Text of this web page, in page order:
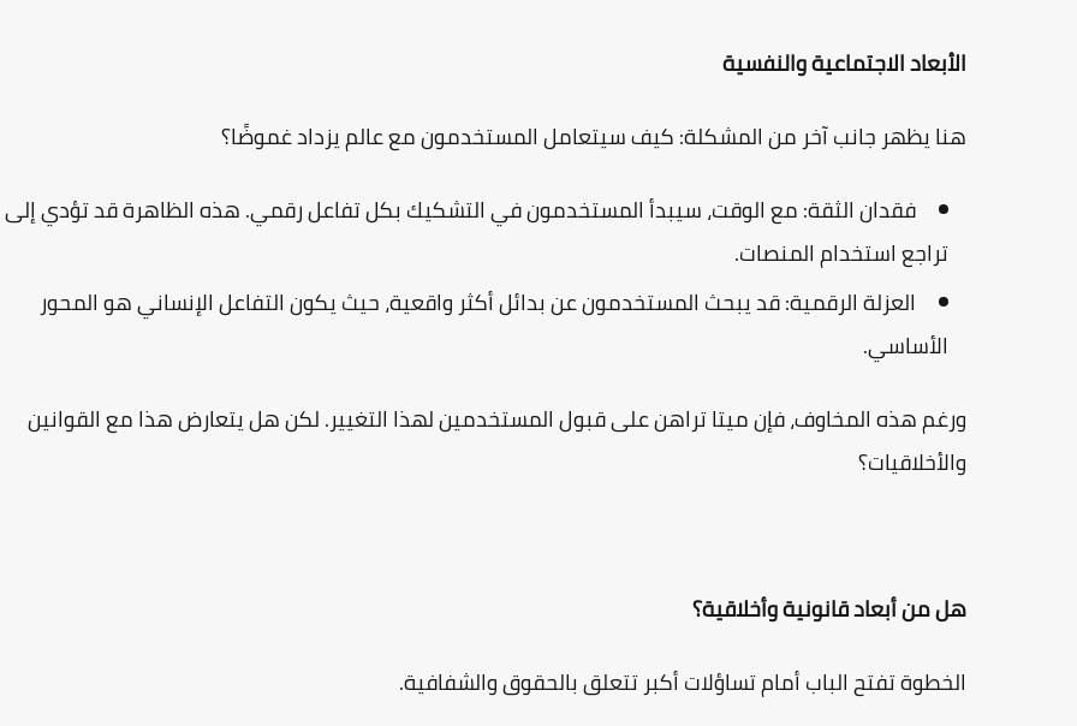
الأبعاد الاجتماعية والنفسية
هنا يظهر جانب آخر من المشكلة: كيف سيتعامل المستخدمون مع عالم يزداد غموضًا؟
فقدان الثقة:مع الوقت، سيبدأ المستخدمون في التشكيك بكل تفاعل رقمي. هذه الظاهرة قد تؤدي إلى
تراجع استخدام المنصات.
العزلة الرقمية:قد يبحث المستخدمون عن بدائل أكثر واقعية، حيث يكون التفاعل الإنساني هو المحور
الأساسي.
ورغم هذه المخاوف، فإن ميتا تراهن على قبول المستخدمين لهذا التغيير. لكن هل يتعارض هذا مع القوانين
والأخلاقيات؟
هل من أبعاد قانونية وأخلاقية؟
الخطوة تفتح الباب أمام تساؤلات أكبر تتعلق بالحقوق والشفافية.